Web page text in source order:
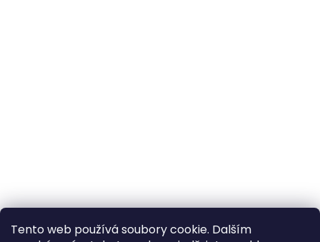
Tento web používá soubory cookie. Dalším